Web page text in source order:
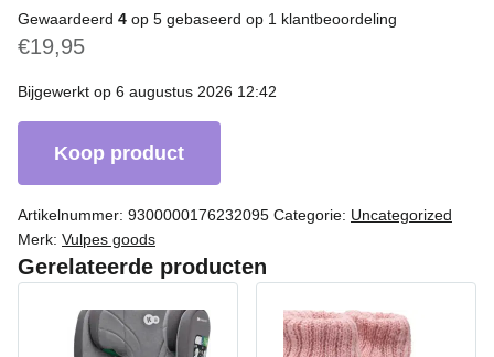
Gewaardeerd 4 op 5 gebaseerd op 1 klantbeoordeling
€19,95
Bijgewerkt op 6 augustus 2026 12:42
Koop product
Artikelnummer: 9300000176232095 Categorie: Uncategorized
Merk: Vulpes goods
Gerelateerde producten